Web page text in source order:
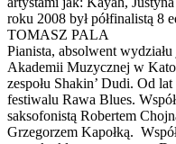
roku 2008 był półfinalistą 8
TOMASZ PALA
Pianista, absolwent
Akademii Muzycznej w
zespołu Shakin’ Dudi. Od
festiwalu Rawa Blues.
saksofonistą Robertem
Grzegorzem Kapołką.